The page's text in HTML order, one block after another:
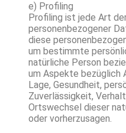
e) Profiling
Profiling ist jede Art
personenbezogener
diese
um bestimmte
natürliche Person
um Aspekte
Lage, Gesundheit,
Zuverlässigkeit,
Ortswechsel dieser
oder vorherzusagen.